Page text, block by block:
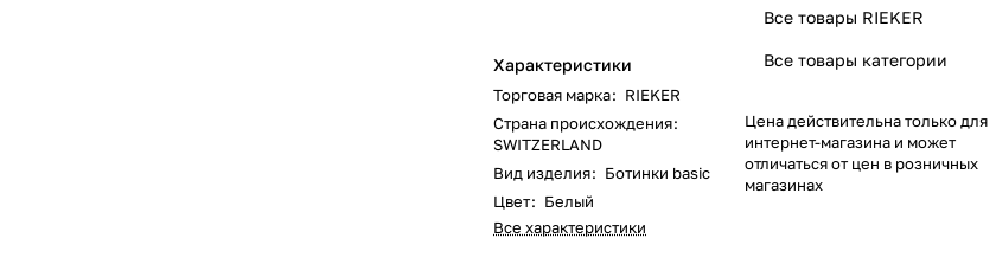
Характеристики
Торговая марка: RIEKER
Страна происхождения:
SWITZERLAND
Вид изделия: Ботинки basic
Цвет: Белый
Все характеристики
Все товары RIEKER
Все товары категории
Цена действительна только для
интернет-магазина и может
отличаться от цен в розничных
магазинах